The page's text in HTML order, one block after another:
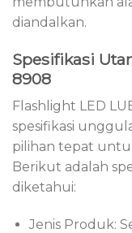
diandalkan.
Spesifikasi
8908
Flashlight LED
spesifikasi
pilihan tepat
Berikut adalah
diketahui:
Jenis Produk: